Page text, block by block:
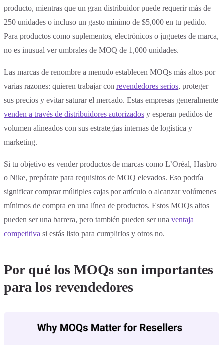
producto, mientras que un gran distribuidor puede requerir más de
250 unidades o incluso un gasto mínimo de $5,000 en tu pedido.
Para productos como suplementos, electrónicos o juguetes de marca,
no es inusual ver umbrales de MOQ de 1,000 unidades.
Las marcas de renombre a menudo establecen MOQs más altos por
varias razones: quieren trabajar con revendedores serios, proteger
sus precios y evitar saturar el mercado. Estas empresas generalmente
venden a través de distribuidores autorizados y esperan pedidos de
volumen alineados con sus estrategias internas de logística y
marketing.
Si tu objetivo es vender productos de marcas como L’Oréal, Hasbro
o Nike, prepárate para requisitos de MOQ elevados. Eso podría
significar comprar múltiples cajas por artículo o alcanzar volúmenes
mínimos de compra en una línea de productos. Estos MOQs altos
pueden ser una barrera, pero también pueden ser una ventaja
competitiva si estás listo para cumplirlos y otros no.
Por qué los MOQs son importantes
para los revendedores